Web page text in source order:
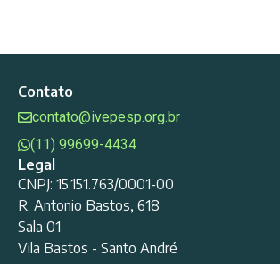
Contato
contato@ivepesp.org.br
(11) 99699-4434
Legal
CNPJ: 15.151.763/0001-00
R. Antonio Bastos, 618
Sala 01
Vila Bastos - Santo André